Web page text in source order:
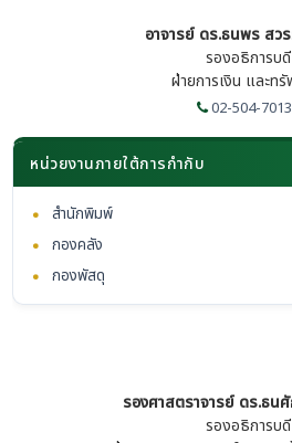
อาจารย์ ดร.ธนพร ส
รองอธิการบดี
ฝ่ายการเงิน และท
02-504-7013
หน่วยงานภายใต้การกำกับ
• สำนักพิมพ์
• กองคลัง
• กองพัสดุ
รองศาสตราจารย์ ดร.ธน
รองอธิการบดี